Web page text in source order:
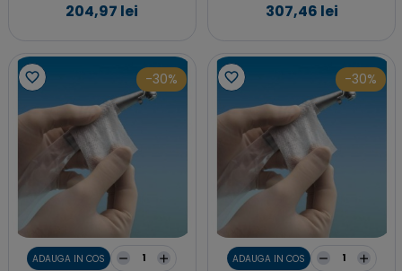
204,97 lei 307,46 lei
-30%
ADAUGA IN COS
-30%
ADAUGA IN COS